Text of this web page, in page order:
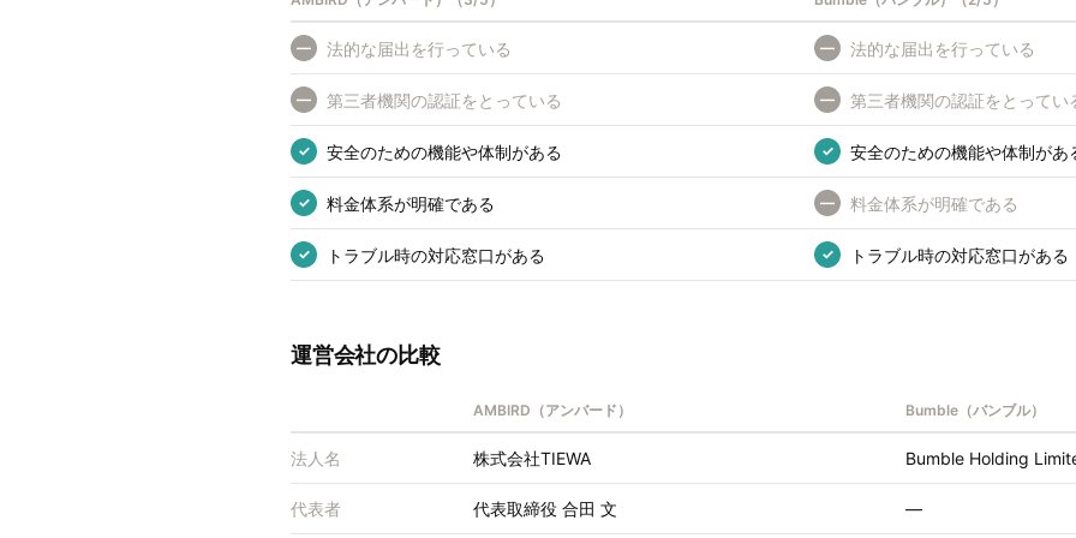
— 法的な届出を行っている — 法的な届出を行っている
— 第三者機関の認証をとっている — 第三者機関の認証をとってい
✓ 安全のための機能や体制がある ✓ 安全のための機能や体制があ
✓ 料金体系が明確である — 料金体系が明確である
✓ トラブル時の対応窓口がある ✓ トラブル時の対応窓口がある
運営会社の比較
AMBIRD（アンバード） Bumble（バンブル）
法人名 株式会社TIEWA Bumble Holding
代表者 代表取締役 合田 文 —